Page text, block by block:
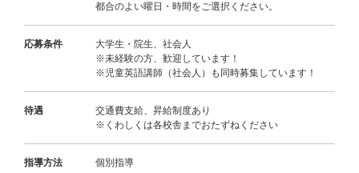
都合のよい曜日・時間をご選択ください。
応募条件
大学生・院生、社会人
※未経験の方、歓迎しています！
※児童英語講師（社会人）も同時募集しています！
待遇
交通費支給、昇給制度あり
※くわしくは各校舎までおたずねください
指導方法 個別指導